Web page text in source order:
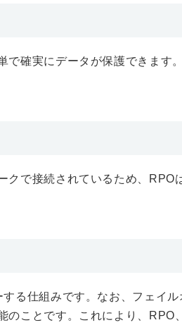
で確実にデータが保護できます
クで接続されているため、RPO
る仕組みです。なお、フェイル
のことです。これにより、RPO